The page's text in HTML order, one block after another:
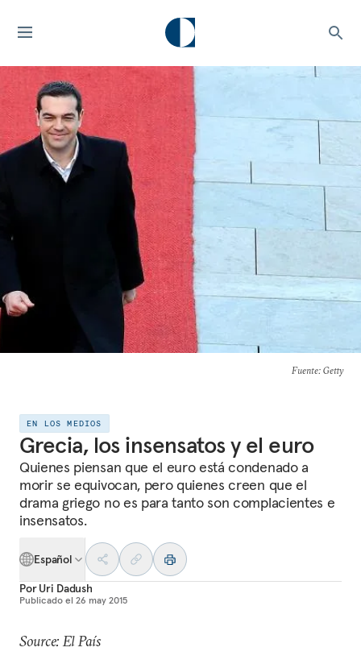
Fuente: Getty
EN LOS MEDIOS
Grecia, los insensatos y el euro
Quienes piensan que el euro está condenado a
morir se equivocan, pero quienes creen que el
drama griego no es para tanto son complacientes e
insensatos.
Español
PorUri Dadush
Publicado el 26 may 2015
Source: El País